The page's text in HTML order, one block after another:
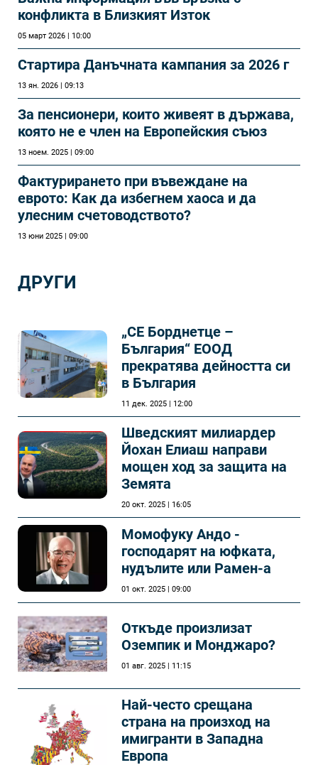
конфликта в Близкият Изток
05 март 2026 | 10:00
Стартира Данъчната кампания за 2026 г
13 ян. 2026 | 09:13
За пенсионери, които живеят в държава,
която не е член на Европейския съюз
13 ноем. 2025 | 09:00
Фактурирането при въвеждане на
еврото: Как да избегнем хаоса и да
улесним счетоводството?
13 юни 2025 | 09:00
ДРУГИ
„СЕ Борднетце –
България“ ЕООД
прекратява дейността си
в България
11 дек. 2025 | 12:00
Шведският милиардер
Йохан Елиаш направи
мощен ход за защита на
Земята
20 окт. 2025 | 16:05
Момофуку Андо -
господарят на юфката,
нудълите или Рамен-а
01 окт. 2025 | 09:00
Откъде произлизат
Оземпик и Монджаро?
01 авг. 2025 | 11:15
Най-често срещана
страна на произход на
имигранти в Западна
Европа